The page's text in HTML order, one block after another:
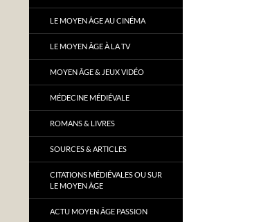
LE MOYEN ÂGE AU CINÉMA
LE MOYEN ÂGE À LA TV
MOYEN ÂGE & JEUX VIDÉO
MÉDECINE MÉDIÉVALE
ROMANS & LIVRES
SOURCES & ARTICLES
CITATIONS MÉDIÉVALES OU SUR
LE MOYEN ÂGE
ACTU MOYEN ÂGE PASSION